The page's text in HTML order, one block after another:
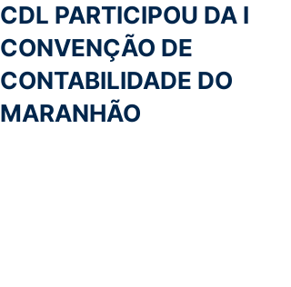
CDL PARTICIPOU DA I
CONVENÇÃO DE
CONTABILIDADE DO
MARANHÃO